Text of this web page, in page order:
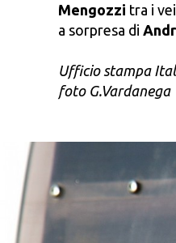
Mengozzi tra i
a sorpresa di
Ufficio stampa
foto G.Vardanega